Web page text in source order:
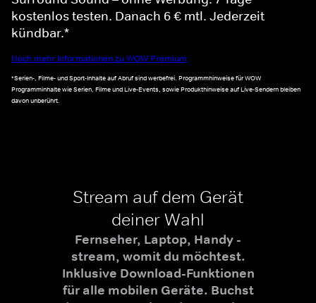
kostenlos testen. Danach 6 € mtl. Jederzeit
kündbar.*
Noch mehr Informationen zu WOW Premium
*Serien-, Filme- und Sport-Inhalte auf Abruf sind werbefrei. Programmhinweise für WOW
Programminhalte wie Serien, Filme und Live-Events, sowie Produkthinweise auf Live-Sendern bleiben
davon unberührt.
Stream auf dem Gerät
deiner Wahl
Fernseher, Laptop, Handy -
stream, womit du möchtest.
Inklusive Download-Funktionen
für alle mobilen Geräte. Buchst